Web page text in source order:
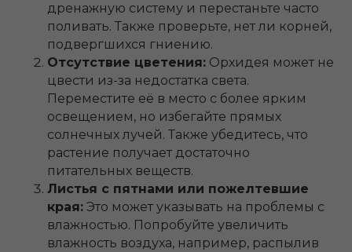
дренажную систему и перестаньте часто
поливать. Также проверьте, нет ли корней,
подвергшихся гниению.
Отсутствие цветения: Орхидея может не
цвести из-за недостатка света.
Переместите её в место с более ярким
освещением, но избегайте прямых
солнечных лучей. Также убедитесь, что
растение получает достаточно
питательных веществ.
Листья с пятнами или пожелтевшие
края: Это может указывать на проблемы с
влажностью. Попробуйте увеличить
влажность воздуха, например, распылив